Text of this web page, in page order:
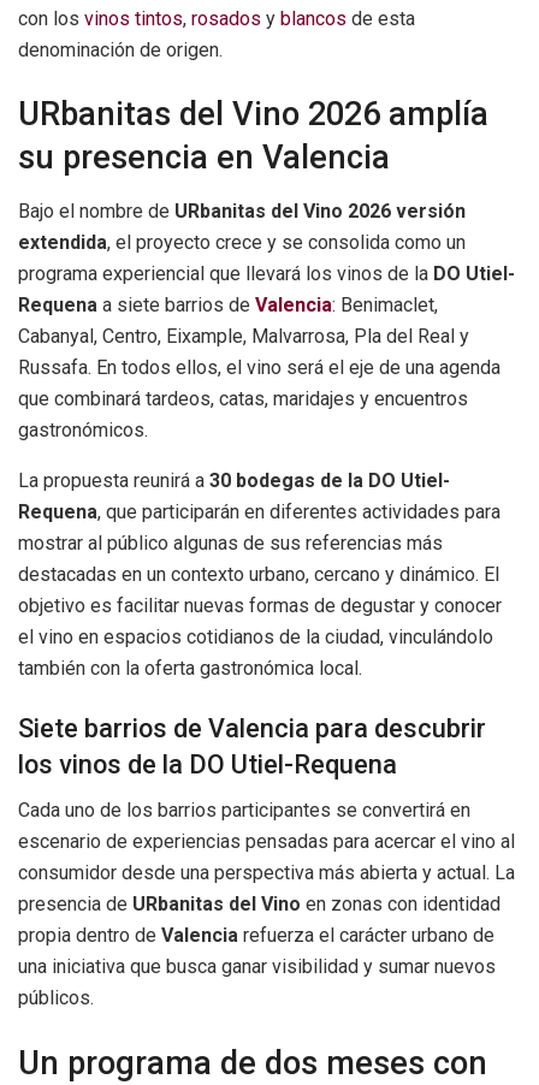
con los vinos tintos, rosados y blancos de esta
denominación de origen.
URbanitas del Vino 2026 amplía
su presencia en Valencia
Bajo el nombre de URbanitas del Vino 2026 versión
extendida, el proyecto crece y se consolida como un
programa experiencial que llevará los vinos de la DO Utiel-
Requena a siete barrios de Valencia: Benimaclet,
Cabanyal, Centro, Eixample, Malvarrosa, Pla del Real y
Russafa. En todos ellos, el vino será el eje de una agenda
que combinará tardeos, catas, maridajes y encuentros
gastronómicos.
La propuesta reunirá a 30 bodegas de la DO Utiel-
Requena, que participarán en diferentes actividades para
mostrar al público algunas de sus referencias más
destacadas en un contexto urbano, cercano y dinámico. El
objetivo es facilitar nuevas formas de degustar y conocer
el vino en espacios cotidianos de la ciudad, vinculándolo
también con la oferta gastronómica local.
Siete barrios de Valencia para descubrir
los vinos de la DO Utiel-Requena
Cada uno de los barrios participantes se convertirá en
escenario de experiencias pensadas para acercar el vino al
consumidor desde una perspectiva más abierta y actual. La
presencia de URbanitas del Vino en zonas con identidad
propia dentro de Valencia refuerza el carácter urbano de
una iniciativa que busca ganar visibilidad y sumar nuevos
públicos.
Un programa de dos meses con